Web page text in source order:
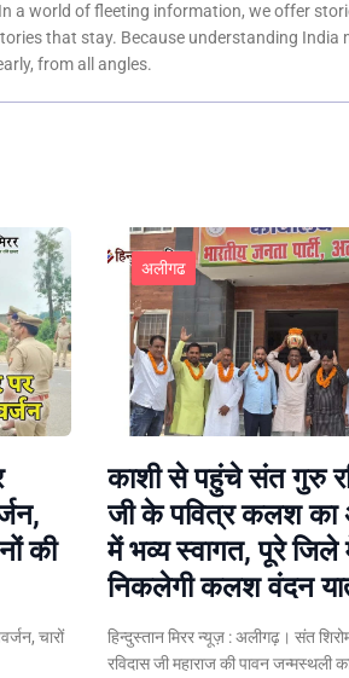
a world of fleeting information, we offer
that stay. Because understanding India
from all angles.
की
चारों
अलीगढ
काशी से पहुंचे संत गुरु
जी के पवित्र कलश का
में भव्य स्वागत, पूरे जिले
निकलेगी कलश वंदन
हिन्दुस्तान मिरर न्यूज़ : अलीगढ़। संत
रविदास जी महाराज की पावन जन्मस्थली